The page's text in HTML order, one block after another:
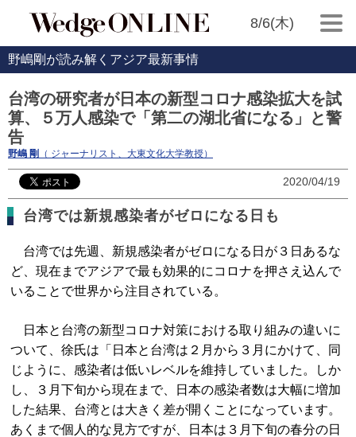
8/6(木)
野嶋剛が読み解くアジア最新事情
台湾の研究者が日本の新型コロナ感染拡大を試
算、５万人感染で「第二の湖北省になる」と警
告
野嶋 剛 （ ジャーナリスト、大東文化大学教授）
2020/04/19
台湾では新規感染者がゼロになる日も
台湾では先週、新規感染者がゼロになる日が３日あるな
ど、現在までアジアで最も効果的にコロナを押さえ込んで
いることで世界から注目されている。
日本と台湾の新型コロナ対策における取り組みの違いに
ついて、徐氏は「日本と台湾は２月から３月にかけて、同
じように、感染者は低いレベルを維持していました。しか
し、３月下旬から現在まで、日本の感染者数は大幅に増加
した結果、台湾とは大きく差が開くことになっています。
あくまで個人的な見方ですが、日本は３月下旬の春分の日